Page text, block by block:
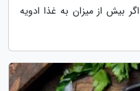
بیش از میزان به غذا ادویه